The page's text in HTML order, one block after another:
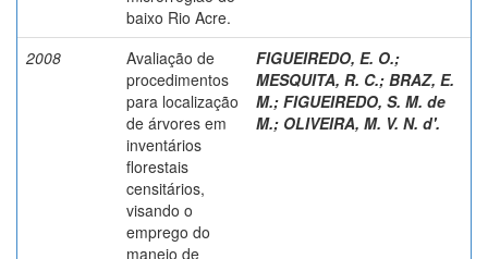
baixo Rio Acre.
2008
Avaliação de
procedimentos
para localização
de árvores em
inventários
florestais
censitários,
visando o
emprego do
manejo de
FIGUEIREDO, E. O.;
MESQUITA, R. C.; BRAZ, E.
M.; FIGUEIREDO, S. M. de
M.; OLIVEIRA, M. V. N. d'.